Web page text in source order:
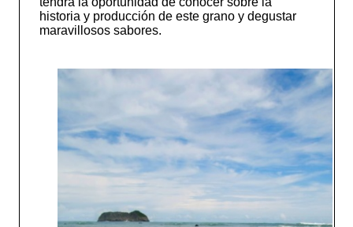
historia y producción de este grano y degustar
maravillosos sabores.